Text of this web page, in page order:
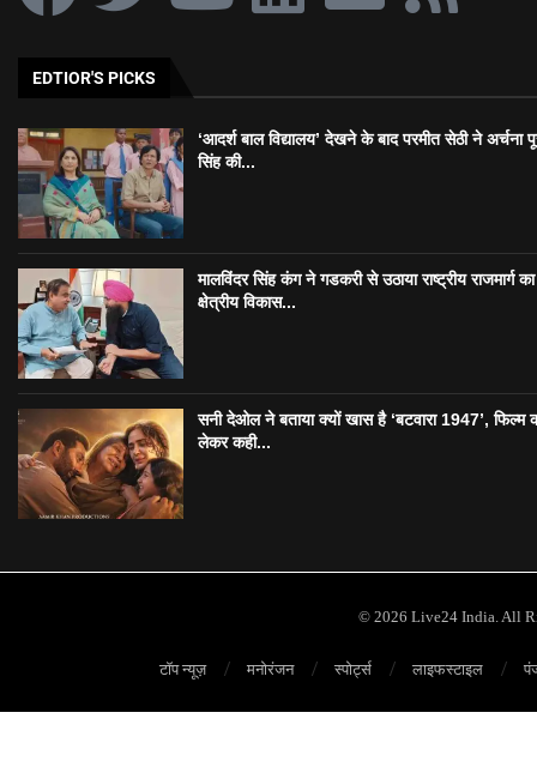
EDTIOR'S PICKS
‘आदर्श बाल विद्यालय’ देखने के बाद परमीत सेठी ने अर्चना
सिंह की...
मालविंदर सिंह कंग ने गडकरी से उठाया राष्ट्रीय राजमार्ग का
क्षेत्रीय विकास...
सनी देओल ने बताया क्यों खास है ‘बटवारा 1947’, फिल्म
लेकर कही...
© 2026 Live24 India. All
टॉप न्यूज़ मनोरंजन स्पोर्ट्स लाइफस्टाइल